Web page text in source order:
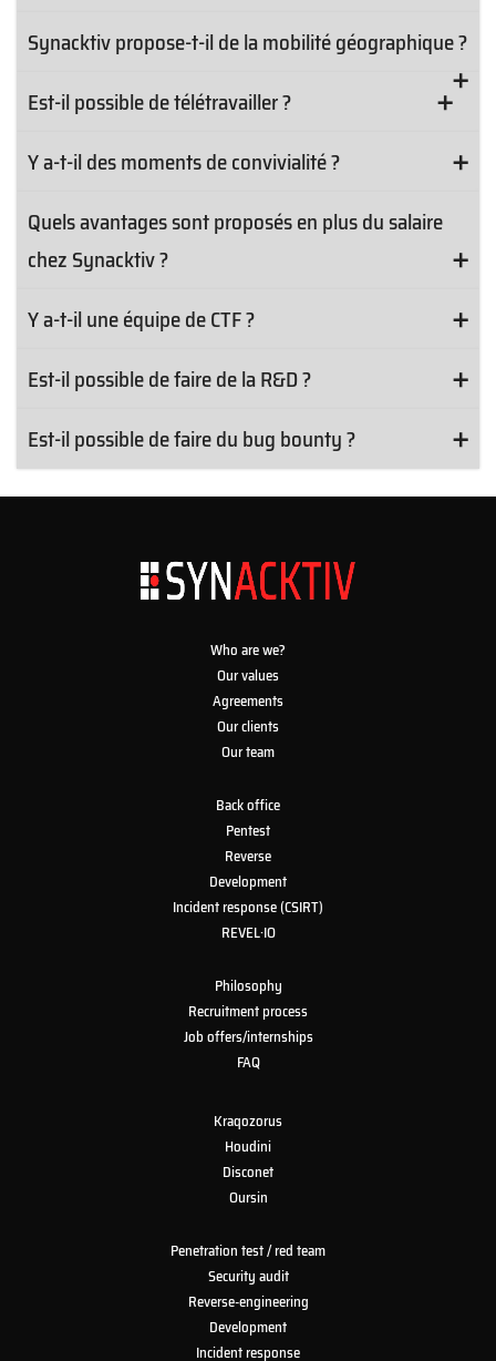
Synacktiv propose-t-il de la mobilité géographique ?
Est-il possible de télétravailler ?
Y a-t-il des moments de convivialité ?
Quels avantages sont proposés en plus du salaire
chez Synacktiv ?
Y a-t-il une équipe de CTF ?
Est-il possible de faire de la R&D ?
Est-il possible de faire du bug bounty ?
Who are we?
Our values
Agreements
Our clients
Our team
Back office
Pentest
Reverse
Development
Incident response (CSIRT)
REVEL·IO
Philosophy
Recruitment process
Job offers/internships
FAQ
Kraqozorus
Houdini
Disconet
Oursin
Penetration test / red team
Security audit
Reverse-engineering
Development
Incident response